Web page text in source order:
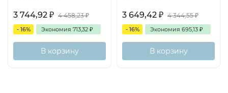
3 744,92 ₽ 4 458,23₽
- 16% Экономия 713,32 ₽
В корзину
3 649,42 ₽ 4 344,55₽
- 16% Экономия 695,13 ₽
В корзину